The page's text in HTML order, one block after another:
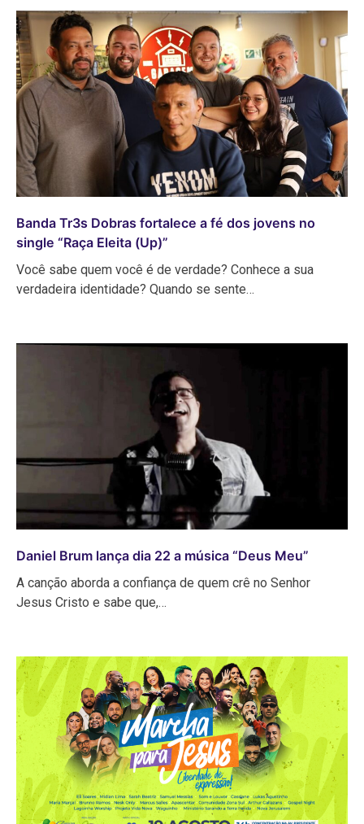
Banda Tr3s Dobras fortalece a fé dos jovens no
single “Raça Eleita (Up)”
Você sabe quem você é de verdade? Conhece a sua
verdadeira identidade? Quando se sente…
Daniel Brum lança dia 22 a música “Deus Meu”
A canção aborda a confiança de quem crê no Senhor
Jesus Cristo e sabe que,…